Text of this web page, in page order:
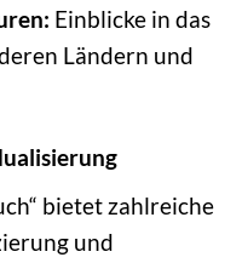
Einblicke in das
Ländern und
bietet zahlreiche
und